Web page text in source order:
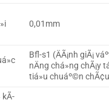
0,01mm
Bfl-s1 (ÄÃ¡nh giÃ¡
nÄng chá»ng chÃ¡y
tiá»u chuáº©n chÃ¢u
kÃ­